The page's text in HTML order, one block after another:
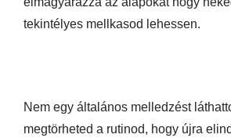
tekintélyes mellkasod lehessen.
Nem egy általános melledzést
megtörheted a rutinod, hogy újra